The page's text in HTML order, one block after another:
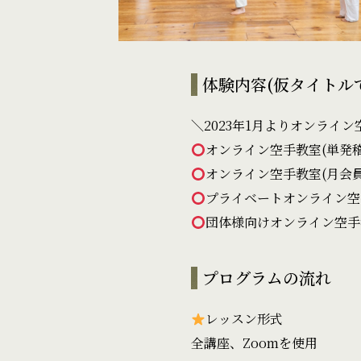
体験内容(仮タイトル
＼2023年1月よりオンライ
オンライン空手教室(単発
オンライン空手教室(月会
プライベートオンライン
団体様向けオンライン空
プログラムの流れ
レッスン形式
全講座、Zoomを使用